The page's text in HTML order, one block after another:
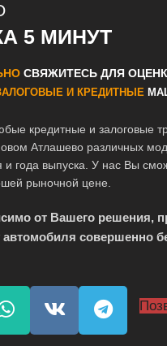
5 МИНУТ
СВЯЖИТЕСЬ ДЛЯ
И КРЕДИТНЫЕ
кредитные и залоговые
Атлашево различных
и года выпуска. У нас Вы
рыночной цене.
от Вашего решения,
автомобиля совершенно